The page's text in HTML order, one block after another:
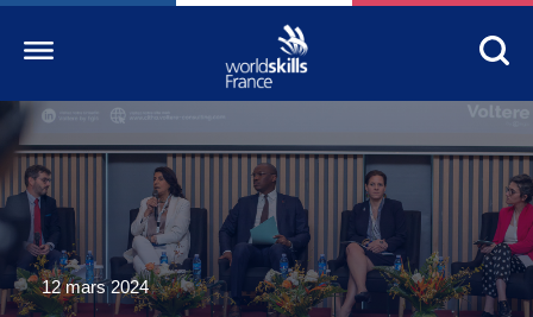
Accueil
WorldSkills France
La compétition
Découvrez un métier
12 mars 2024